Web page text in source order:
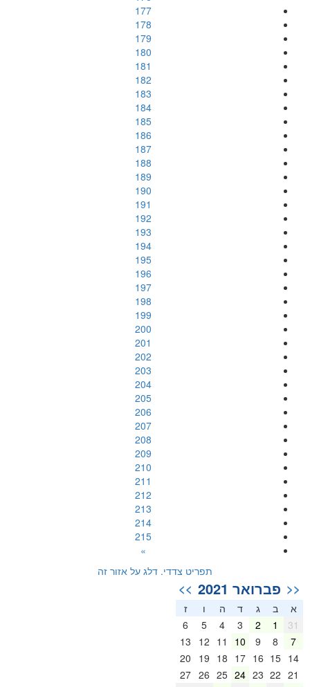
177
178
179
180
181
182
183
184
185
186
187
188
189
190
191
192
193
194
195
196
197
198
199
200
201
202
203
204
205
206
207
208
209
210
211
212
213
214
215
»
תפריט צדדי. דלג על אזור זה
<< פברואר 2021 >>
א ב ג ד ה
ז
31
1
2
3
4
5
6
7
8
9
10
11
12
13
14
15
16
17
18
19
20
21
22
23
24
25
26
27